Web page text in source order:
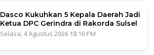
Dasco Kukuhkan 5 Kepala Daerah Jadi
Ketua DPC Gerindra di Rakorda Sulsel
Selasa, 4 Agustus 2026 18:16 PM